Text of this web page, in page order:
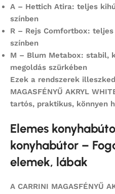
A – Hettich Atira: teljes
színben
R – Rejs Comfortbox: teljes
színben
M – Blum Metabox: stabil,
megoldás szürkében
Ezek a rendszerek
MAGASFÉNYŰ AKRYL
tartós, praktikus, könnyen
Elemes
konyhabútor –
elemek, lábak
A CARRINI MAGASFÉNYŰ